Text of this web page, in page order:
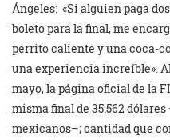
Ángeles: «Si alguien paga
boleto para la final, me
perrito caliente y una coca-
una experiencia increíble».
mayo, la página oficial de la
misma final de 35.562
mexicanos–; cantidad que